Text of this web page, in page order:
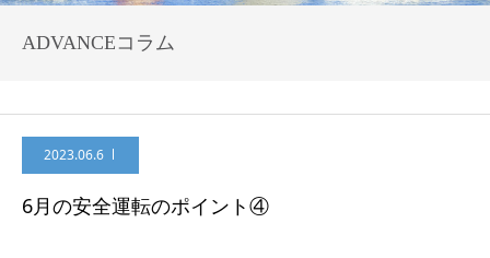
ADVANCEコラム
2023.06.6
6月の安全運転のポイント④